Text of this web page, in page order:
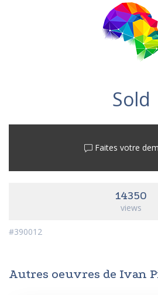
Sold
Faites votre
14350
views
#390012
Autres oeuvres de Ivan